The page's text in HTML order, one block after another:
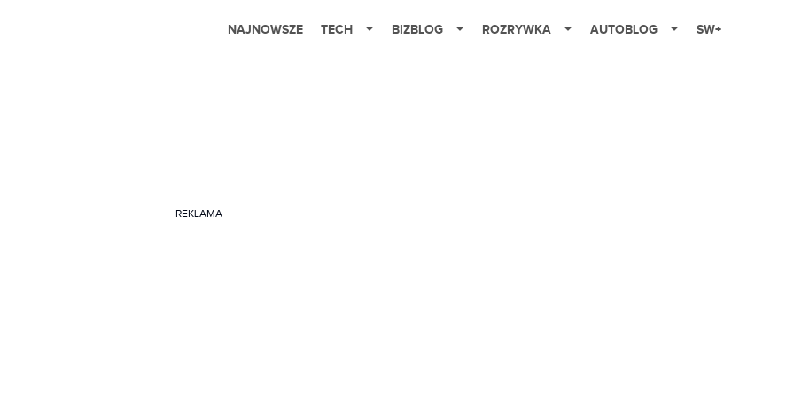
NAJNOWSZE TECH BIZBLOG ROZRYWKA AUTOBLOG SW+
REKLAMA